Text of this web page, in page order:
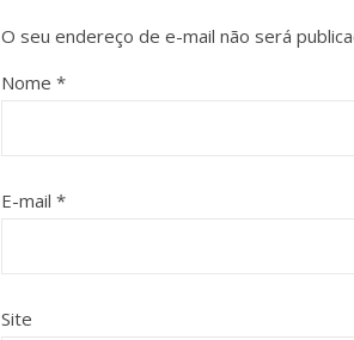
O seu endereço de e-mail não será
Nome *
E-mail *
Site